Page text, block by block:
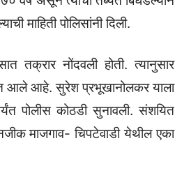
माहिती पोलिसांनी दिली.
तक्रार नोंदवली होती. त्यानुसार
आले आहे. सुरेश प्रभूखानोलकर याला
पोलीस कोठडी सुनावली. संशयित
माजगाव- चिपटेवाडी येथील एका